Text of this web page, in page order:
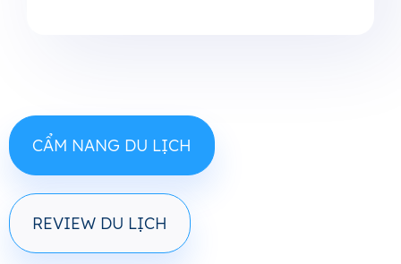
CẨM NANG DU LỊCH
REVIEW DU LỊCH